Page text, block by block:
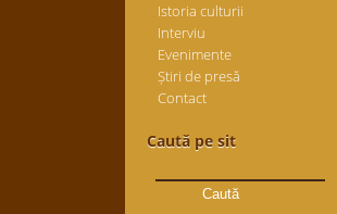
Istoria culturii
Interviu
Evenimente
Știri de presă
Contact
Caută pe sit
după: